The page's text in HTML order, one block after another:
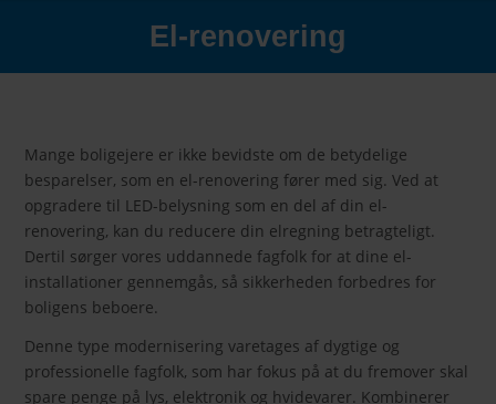
El-renovering
Mange boligejere er ikke bevidste om de betydelige
besparelser, som en el-renovering fører med sig. Ved at
opgradere til LED-belysning som en del af din el-
renovering, kan du reducere din elregning betragteligt.
Dertil sørger vores uddannede fagfolk for at dine el-
installationer gennemgås, så sikkerheden forbedres for
boligens beboere.
Denne type modernisering varetages af dygtige og
professionelle fagfolk, som har fokus på at du fremover skal
spare penge på lys, elektronik og hvidevarer. Kombinerer